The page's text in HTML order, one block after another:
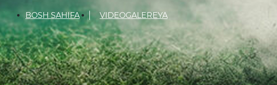
BOSH SAHIFA VIDEOGALEREYA